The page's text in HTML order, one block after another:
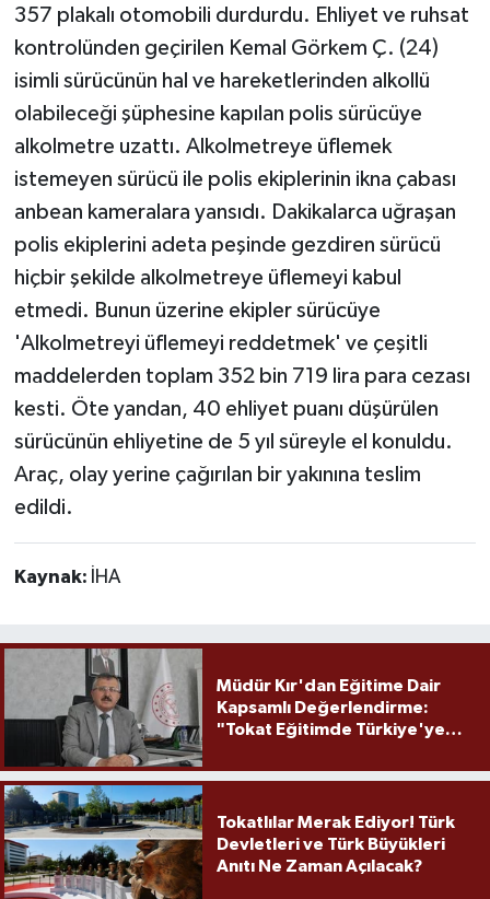
357 plakalı otomobili durdurdu. Ehliyet ve ruhsat
kontrolünden geçirilen Kemal Görkem Ç. (24)
isimli sürücünün hal ve hareketlerinden alkollü
olabileceği şüphesine kapılan polis sürücüye
alkolmetre uzattı. Alkolmetreye üflemek
istemeyen sürücü ile polis ekiplerinin ikna çabası
anbean kameralara yansıdı. Dakikalarca uğraşan
polis ekiplerini adeta peşinde gezdiren sürücü
hiçbir şekilde alkolmetreye üflemeyi kabul
etmedi. Bunun üzerine ekipler sürücüye
'Alkolmetreyi üflemeyi reddetmek' ve çeşitli
maddelerden toplam 352 bin 719 lira para cezası
kesti. Öte yandan, 40 ehliyet puanı düşürülen
sürücünün ehliyetine de 5 yıl süreyle el konuldu.
Araç, olay yerine çağırılan bir yakınına teslim
edildi.
Kaynak: İHA
Müdür Kır'dan Eğitime Dair
Kapsamlı Değerlendirme:
"Tokat Eğitimde Türkiye'ye
Tokatlılar Merak Ediyor! Türk
Devletleri ve Türk Büyükleri
Anıtı Ne Zaman Açılacak?